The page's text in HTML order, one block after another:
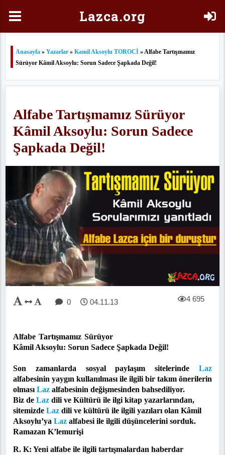
Lazca.org
Anasayfa » Yazarlar » Kamil Aksoylu TOROCİ » Alfabe Tartışmamız
Sürüyor Kâmil Aksoylu: Sorun Sadece Şapkada Değil!
Alfabe Tartışmamız Sürüyor
Kâmil Aksoylu: Sorun Sadece
Şapkada Değil!
0 04.11.13 4 695
Alfabe Tartışmamız Sürüyor
Kâmil Aksoylu: Sorun Sadece Şapkada Değil!
Son zamanlarda sosyal paylaşım sitelerinde Laz
alfabesinin yaygın kullanılması ile ilgili bir takım önerilerin
olması Laz alfabesinin değişmesinden bahsediliyor.
Biz de Laz dili ve Kültürü ile ilgi kitap yazarlarından,
sitemizde Laz dili ve kültürü ile ilgili yazıları olan Kâmil
Aksoylu’ya Laz alfabesi ile ilgili düşüncelerini sorduk.
Ramazan K’lemurişi
R. K: Yeni alfabe ile ilgili tartışmalardan haberdar